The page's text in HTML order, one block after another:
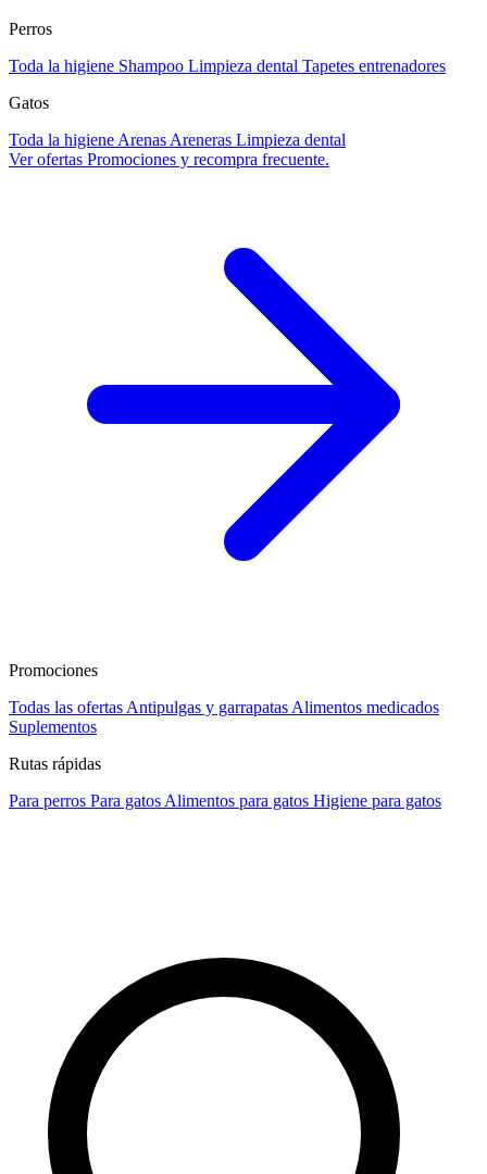
Perros
Toda la higiene Shampoo Limpieza dental Tapetes entrenadores
Gatos
Toda la higiene Arenas Areneras Limpieza dental
Ver ofertas Promociones y recompra frecuente.
Promociones
Todas las ofertas Antipulgas y garrapatas Alimentos medicados
Suplementos
Rutas rápidas
Para perros Para gatos Alimentos para gatos Higiene para gatos